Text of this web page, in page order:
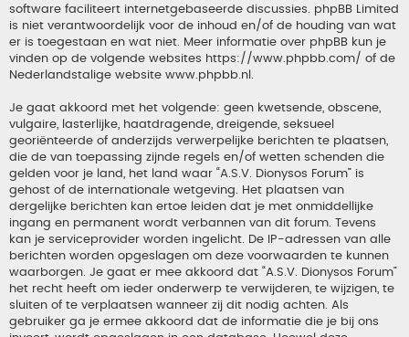
software faciliteert internetgebaseerde discussies. phpBB Limited
is niet verantwoordelijk voor de inhoud en/of de houding van wat
er is toegestaan en wat niet. Meer informatie over phpBB kun je
vinden op de volgende websites https://www.phpbb.com/ of de
Nederlandstalige website www.phpbb.nl
Je gaat akkoord met het volgende: geen kwetsende, obscene,
vulgaire, lasterlijke, haatdragende, dreigende, seksueel
georiënteerde of anderzijds verwerpelijke berichten te plaatsen,
die de van toepassing zijnde regels en/of wetten schenden die
gelden voor je land, het land waar “A.S.V. Dionysos Forum” is
gehost of de internationale wetgeving. Het plaatsen van
dergelijke berichten kan ertoe leiden dat je met onmiddellijke
ingang en permanent wordt verbannen van dit forum. Tevens
kan je serviceprovider worden ingelicht. De IP-adressen van alle
berichten worden opgeslagen om deze voorwaarden te kunnen
waarborgen. Je gaat er mee akkoord dat “A.S.V. Dionysos Forum”
het recht heeft om ieder onderwerp te verwijderen, te wijzigen, te
sluiten of te verplaatsen wanneer zij dit nodig achten. Als
gebruiker ga je ermee akkoord dat de informatie die je bij ons